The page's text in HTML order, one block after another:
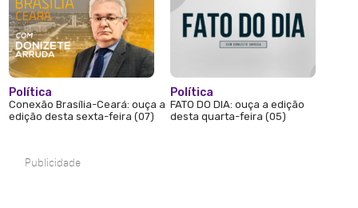
Política
Conexão Brasília-Ceará: ouça a
edição desta sexta-feira (07)
Política
FATO DO DIA: ouça a edição
desta quarta-feira (05)
Publicidade